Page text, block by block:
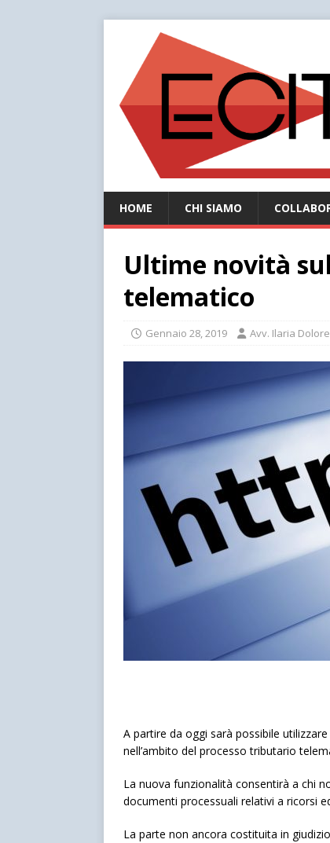
HOME CHI SIAMO
Ultime novità
telematico
Gennaio 28, 2019 Avv. Ilaria
A partire da oggi sarà possibile
nell’ambito del processo tributario
La nuova funzionalità consentirà a chi
documenti processuali relativi a ricorsi
La parte non ancora costituita in